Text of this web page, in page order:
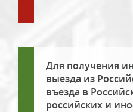
Для получения
выезда из
въезда в
российских и